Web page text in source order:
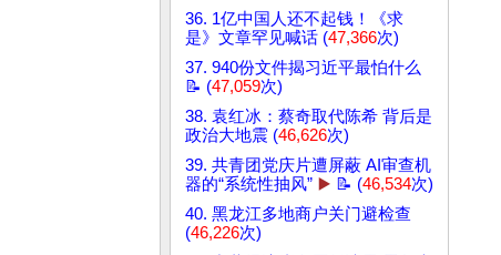
36. 1亿中国人还不起钱！《求
是》文章罕见喊话 (47,366次)
37. 940份文件揭习近平最怕什么
📝 (47,059次)
38. 袁红冰：蔡奇取代陈希 背后是
政治大地震 (46,626次)
39. 共青团党庆片遭屏蔽 AI审查机
器的“系统性抽风” ▶️ 📝 (46,534次)
40. 黑龙江多地商户关门避检查
(46,226次)